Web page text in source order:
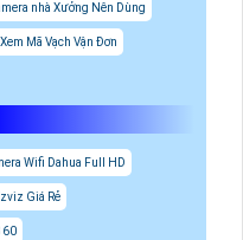
nhà Xưởng Nên Dùng
Mã Vạch Vận Đơn
Wifi Dahua Full HD
Giá Rẻ